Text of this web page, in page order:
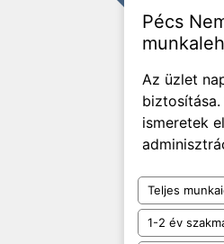
Pécs
Az üzlet
biztosítása.
ismeretek
Teljes
1-2 év